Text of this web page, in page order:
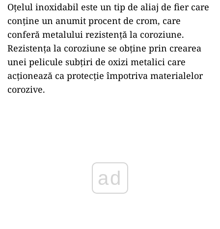
Oțelul inoxidabil este un tip de aliaj de fier care
conține un anumit procent de crom, care
conferă metalului rezistență la coroziune.
Rezistența la coroziune se obține prin crearea
unei pelicule subțiri de oxizi metalici care
acționează ca protecție împotriva materialelor
corozive.